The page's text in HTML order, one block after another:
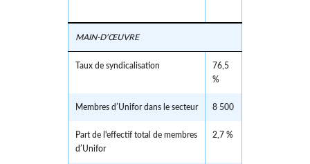
MAIN-D’ŒUVRE
Taux de syndicalisation
76,5
%
Membres d’Unifor dans le secteur 8 500
Part de l'effectif total de membres
d’Unifor
2,7 %